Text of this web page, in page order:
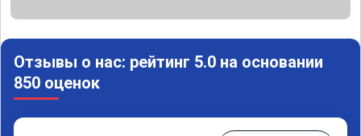
Отзывы о нас: рейтинг 5.0 на основании
850 оценок